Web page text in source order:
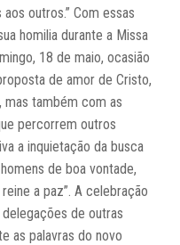
outros.” Com essas
homilia durante a Missa
18 de maio, ocasião
de amor de Cristo,
mas também com as
percorrem outros
a inquietação da busca
de boa vontade,
a paz”. A celebração
de outras
as palavras do novo